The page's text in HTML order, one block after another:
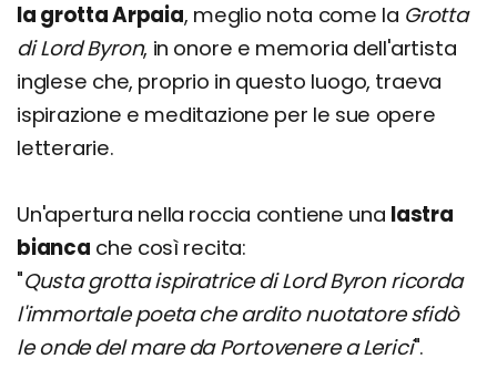
la grotta Arpaia, meglio nota come la Grotta
di Lord Byron, in onore e memoria dell'artista
inglese che, proprio in questo luogo, traeva
ispirazione e meditazione per le sue opere
letterarie.
Un'apertura nella roccia contiene una lastra
bianca che così recita:
"Qusta grotta ispiratrice di Lord Byron ricorda
l'immortale poeta che ardito nuotatore sfidò
le onde del mare da Portovenere a Lerici".